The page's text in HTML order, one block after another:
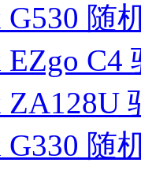
G530 随
EZgo C4
ZA128U
G330 随